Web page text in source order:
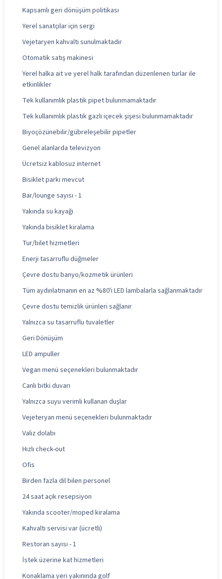
Kapsamlı geri dönüşüm politikası
Yerel sanatçılar için sergi
Vejetaryen kahvaltı sunulmaktadır
Otomatik satış makinesi
Yerel halka ait ve yerel halk tarafından düzenlenen turlar ile
etkinlikler
Tek kullanımlık plastik pipet bulunmamaktadır
Tek kullanımlık plastik gazlı içecek şişesi bulunmamaktadır
Biyoçözünebilir/gübreleşebilir pipetler
Genel alanlarda televizyon
Ücretsiz kablosuz internet
Bisiklet parkı mevcut
Bar/lounge sayısı - 1
Yakında su kayağı
Yakında bisiklet kiralama
Tur/bilet hizmetleri
Enerji tasarruflu düğmeler
Çevre dostu banyo/kozmetik ürünleri
Tüm aydınlatmanın en az %80'i LED lambalarla sağlanmaktadır
Çevre dostu temizlik ürünleri sağlanır
Yalnızca su tasarruflu tuvaletler
Geri Dönüşüm
LED ampuller
Vegan menü seçenekleri bulunmaktadır
Canlı bitki duvarı
Yalnızca suyu verimli kullanan duşlar
Vejeteryan menü seçenekleri bulunmaktadır
Valiz dolabı
Hızlı check-out
Ofis
Birden fazla dil bilen personel
24 saat açık resepsiyon
Yakında scooter/moped kiralama
Kahvaltı servisi var (ücretli)
Restoran sayısı - 1
İstek üzerine kat hizmetleri
Konaklama yeri yakınında golf